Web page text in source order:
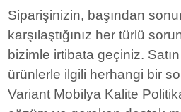
Siparişinizin, başından
karşılaştığınız her türlü
bizimle irtibata geçiniz.
ürünlerle ilgili herhangi bir
Variant Mobilya Kalite